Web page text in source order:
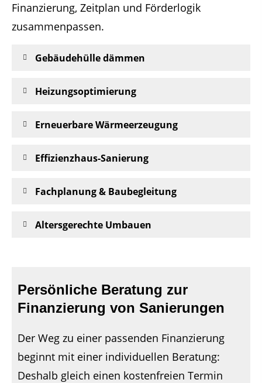
Finanzierung, Zeitplan und Förderlogik
zusammenpassen.
Gebäudehülle dämmen
Heizungsoptimierung
Erneuerbare Wärmeerzeugung
Effizienzhaus-Sanierung
Fachplanung & Baubegleitung
Altersgerechte Umbauen
Persönliche Beratung zur
Finanzierung von Sanierungen
Der Weg zu einer passenden Finanzierung
beginnt mit einer individuellen Beratung:
Deshalb gleich einen kostenfreien Termin